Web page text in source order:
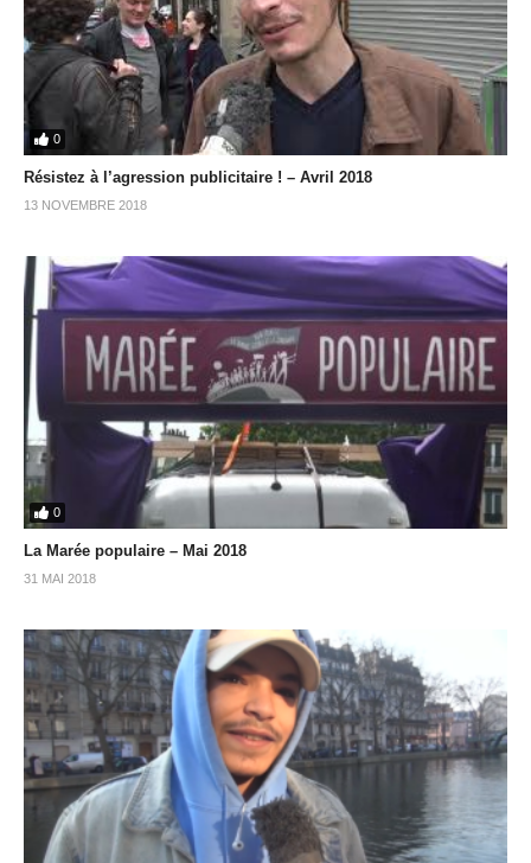
0
Résistez à l’agression publicitaire ! – Avril 2018
13 NOVEMBRE 2018
0
La Marée populaire – Mai 2018
31 MAI 2018